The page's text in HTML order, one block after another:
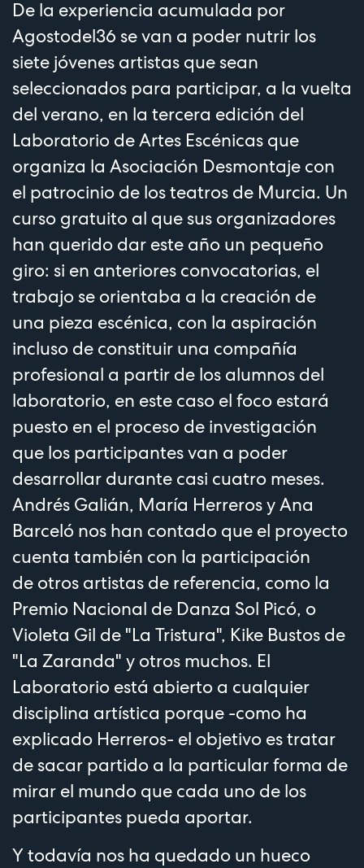
De la experiencia acumulada por
Agostodel36 se van a poder nutrir los
siete jóvenes artistas que sean
seleccionados para participar, a la vuelta
del verano, en la tercera edición del
Laboratorio de Artes Escénicas que
organiza la Asociación Desmontaje con
el patrocinio de los teatros de Murcia. Un
curso gratuito al que sus organizadores
han querido dar este año un pequeño
giro: si en anteriores convocatorias, el
trabajo se orientaba a la creación de
una pieza escénica, con la aspiración
incluso de constituir una compañía
profesional a partir de los alumnos del
laboratorio, en este caso el foco estará
puesto en el proceso de investigación
que los participantes van a poder
desarrollar durante casi cuatro meses.
Andrés Galián, María Herreros y Ana
Barceló nos han contado que el proyecto
cuenta también con la participación
de otros artistas de referencia, como la
Premio Nacional de Danza Sol Picó, o
Violeta Gil de "La Tristura", Kike Bustos de
"La Zaranda" y otros muchos. El
Laboratorio está abierto a cualquier
disciplina artística porque -como ha
explicado Herreros- el objetivo es tratar
de sacar partido a la particular forma de
mirar el mundo que cada uno de los
participantes pueda aportar.
Y todavía nos ha quedado un hueco